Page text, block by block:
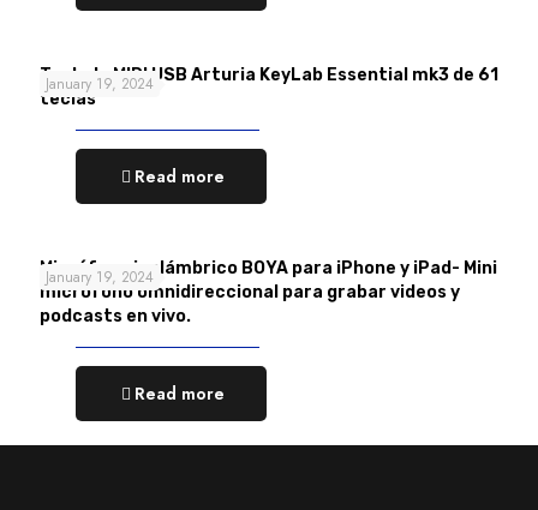
January 19, 2024
Teclado MIDI USB Arturia KeyLab Essential mk3 de 61
teclas
Read more
January 19, 2024
Micrófono inalámbrico BOYA para iPhone y iPad- Mini
micrófono omnidireccional para grabar videos y
podcasts en vivo.
Read more